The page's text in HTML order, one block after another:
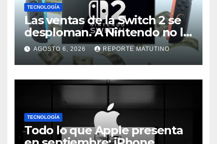
TECNOLOGÍA
Las ventas de la Switch 2 se
desploman. A Nintendo no le
preocupa (y por una buena
razón)
AGOSTO 6, 2026 REPORTE MATUTINO
TECNOLOGÍA
Todo lo que Apple presenta